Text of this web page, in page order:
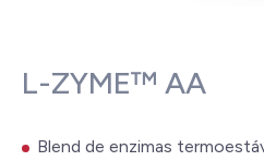
L-ZYME™ AA
Blend de enzimas